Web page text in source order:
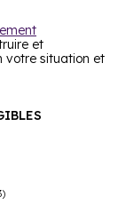
et
votre situation et